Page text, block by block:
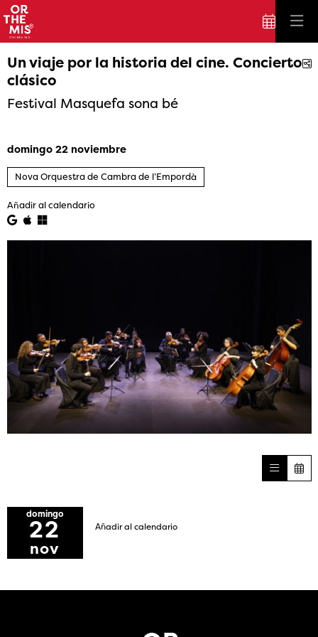
Un viaje por la historia del cine. Concierto
clásico
Festival Masquefa sona bé
domingo 22 noviembre
Nova Orquestra de Cambra de l’Empordà
Añadir al calendario
domingo
22
nov
Añadir al calendario